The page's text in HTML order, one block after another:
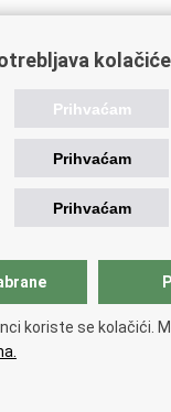
i organiziranog
komora
komora
kolačiće
Prihvaćam
Prihvaćam
Prihvaćam
koriste se kolačići.